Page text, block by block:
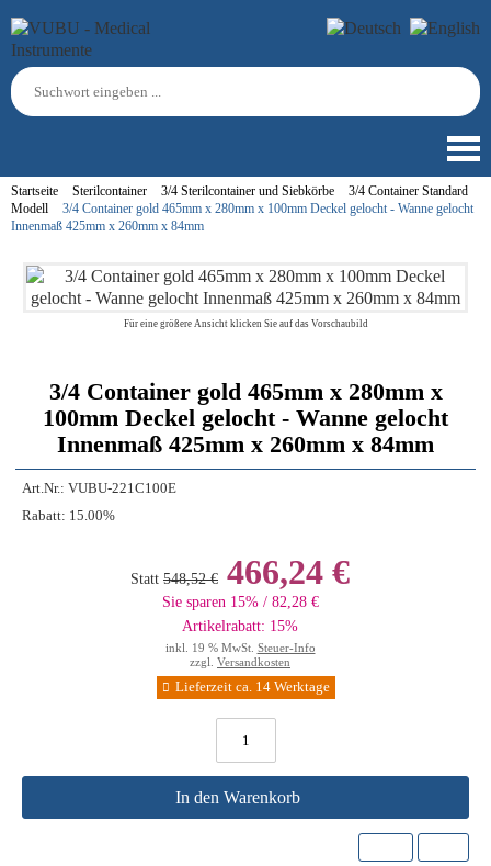
Startseite Sterilcontainer 3/4 Sterilcontainer und Siebkörbe
3/4 Container Standard
Modell
3/4 Container gold 465mm x 280mm x 100mm Deckel gelocht - Wanne gelocht
Innenmaß 425mm x 260mm x 84mm
Für eine größere Ansicht klicken Sie auf das Vorschaubild
3/4 Container gold 465mm x 280mm x
100mm Deckel gelocht - Wanne gelocht
Innenmaß 425mm x 260mm x 84mm
Art.Nr.: VUBU-221C100E
Rabatt: 15.00%
Statt 548,52 € 466,24 €
Sie sparen 15% / 82,28 €
Artikelrabatt: 15%
inkl. 19 % MwSt. Steuer-Info
zzgl. Versandkosten
Lieferzeit ca. 14 Werktage
In den Warenkorb